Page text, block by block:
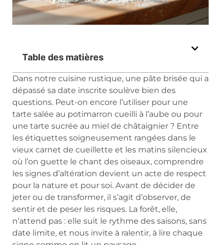
Table des matières
Dans notre cuisine rustique, une pâte brisée qui a
dépassé sa date inscrite soulève bien des
questions. Peut-on encore l’utiliser pour une
tarte salée au potimarron cueilli à l’aube ou pour
une tarte sucrée au miel de châtaignier ? Entre
les étiquettes soigneusement rangées dans le
vieux carnet de cueillette et les matins silencieux
où l’on guette le chant des oiseaux, comprendre
les signes d’altération devient un acte de respect
pour la nature et pour soi. Avant de décider de
jeter ou de transformer, il s’agit d’observer, de
sentir et de peser les risques. La forêt, elle,
n’attend pas : elle suit le rythme des saisons, sans
date limite, et nous invite à ralentir, à lire chaque